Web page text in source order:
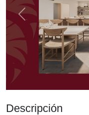
Anterior
Descripción